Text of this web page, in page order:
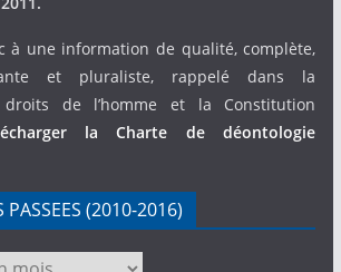
à une information de qualité, complète,
et pluraliste, rappelé dans la
droits de l’homme et la Constitution
la Charte de déontologie
PASSEES (2010-2016)